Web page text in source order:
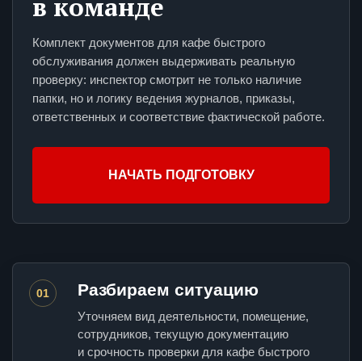
в команде
Комплект документов для кафе быстрого
обслуживания должен выдерживать реальную
проверку: инспектор смотрит не только наличие
папки, но и логику ведения журналов, приказы,
ответственных и соответствие фактической работе.
НАЧАТЬ ПОДГОТОВКУ
01 Разбираем ситуацию
Уточняем вид деятельности, помещение,
сотрудников, текущую документацию
и срочность проверки для кафе быстрого